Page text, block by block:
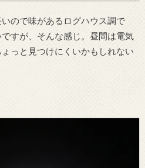
ので味があるログハウス調で
すが、そんな感じ。昼間は電気
っと見つけにくいかもしれない